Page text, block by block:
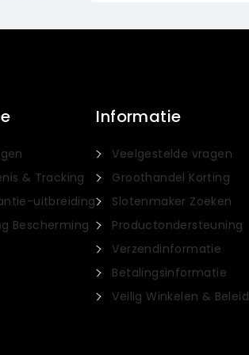
& Tracking
uitbreiding
Bescherming
Informatie
Veelgestelde vragen
Groothandel Korting
Slotenmaker Zoeken
Productondersteuning
Verzendinformatie
Betalingsinformatie
Veilig Winkelen & Beleid